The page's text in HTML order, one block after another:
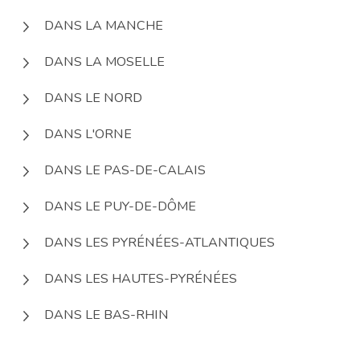
DANS LA MANCHE
DANS LA MOSELLE
DANS LE NORD
DANS L'ORNE
DANS LE PAS-DE-CALAIS
DANS LE PUY-DE-DÔME
DANS LES PYRÉNÉES-ATLANTIQUES
DANS LES HAUTES-PYRÉNÉES
DANS LE BAS-RHIN